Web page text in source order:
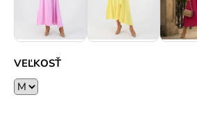
VEĽKOSŤ